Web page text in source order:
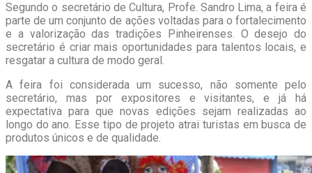
Segundo o secretário de Cultura, Profe. Sandro Lima, a feira é
parte de um conjunto de ações voltadas para o fortalecimento
e a valorização das tradições Pinheirenses. O desejo do
secretário é criar mais oportunidades para talentos locais, e
resgatar a cultura de modo geral.
A feira foi considerada um sucesso, não somente pelo
secretário, mas por expositores e visitantes, e já há
expectativa para que novas edições sejam realizadas ao
longo do ano. Esse tipo de projeto atrai turistas em busca de
produtos únicos e de qualidade.